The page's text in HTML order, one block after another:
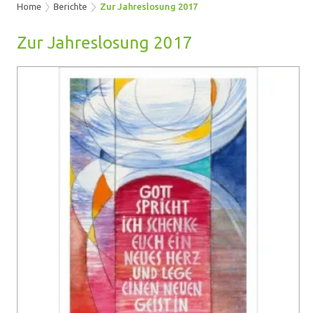
Home Berichte Zur Jahreslosung 2017
Zur Jah­res­lo­sung 2017